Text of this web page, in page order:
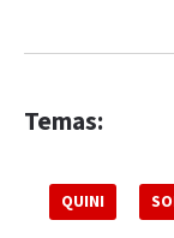
Temas:
QUINI